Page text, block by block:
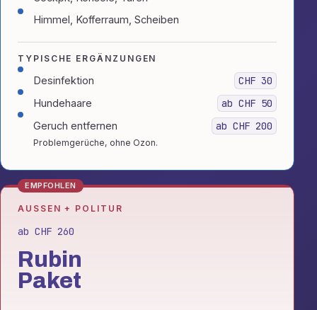
Himmel, Kofferraum, Scheiben
TYPISCHE ERGÄNZUNGEN
Desinfektion CHF 30
Hundehaare ab CHF 50
Geruch entfernen ab CHF 200
Problemgerüche, ohne Ozon.
EMPFOHLEN
AUSSEN + POLITUR
ab CHF 260
Rubin
Paket